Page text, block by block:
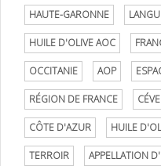
HAUTE-GARONNE
HUILE D'OLIVE AOC
OCCITANIE AOP
RÉGION DE FRANCE
CÔTE D'AZUR HUILE
TERROIR APPELLATION